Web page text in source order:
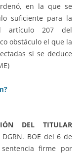
en la que se
suficiente para la
artículo 207 del
obstáculo el que la
si se deduce
DEL TITULAR
BOE del 6 de
firme por